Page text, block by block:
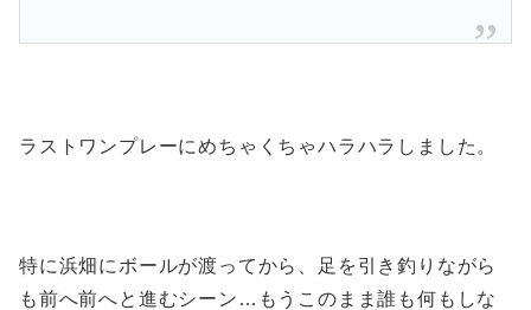
ラストワンプレーにめちゃくちゃハラハラしました。
特に浜畑にボールが渡ってから、足を引き釣りながら
も前へ前へと進むシーン…もうこのまま誰も何もしな